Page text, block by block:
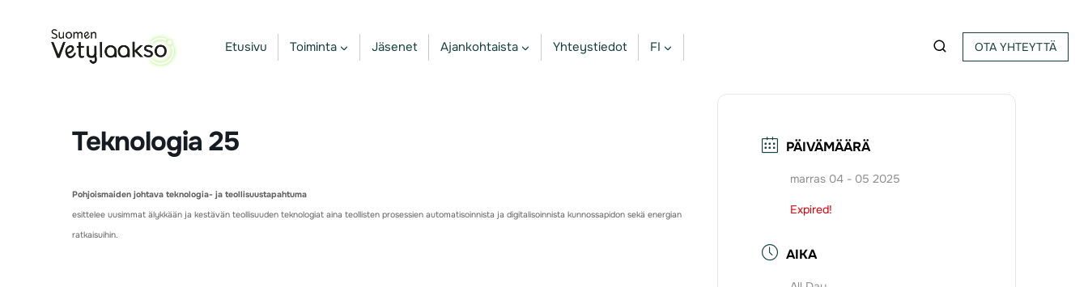
sisältöön
Etusivu Toiminta Jäsenet Ajankohtaista Yhteystiedot FI OTA YHTEYTTÄ
Teknologia 25
Pohjoismaiden johtava teknologia- ja teollisuustapahtuma
esittelee uusimmat älykkään ja kestävän teollisuuden teknologiat aina teollisten prosessien automatisoinnista ja digitalisoinnista kunnossapidon sekä energian
ratkaisuihin.
PÄIVÄMÄÄRÄ
marras 04 - 05 2025
Expired!
AIKA